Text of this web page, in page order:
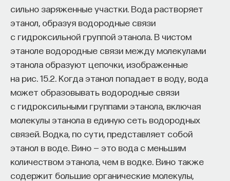
сильно заряженные участки. Вода растворяет
этанол, образуя водородные связи
с гидроксильной группой этанола. В чистом
этаноле водородные связи между молекулами
этанола образуют цепочки, изображенные
на рис. 15.2. Когда этанол попадает в воду, вода
может образовывать водородные связи
с гидроксильными группами этанола, включая
молекулы этанола в единую сеть водородных
связей. Водка, по сути, представляет собой
этанол в воде. Вино — это вода с меньшим
количеством этанола, чем в водке. Вино также
содержит большие органические молекулы,